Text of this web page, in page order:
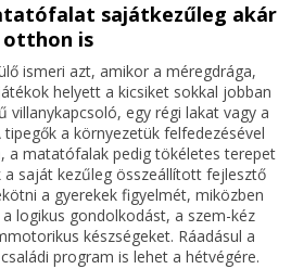
sajátkezűleg akár
otthon is
ismeri azt, amikor a méregdrága,
helyett a kicsiket sokkal jobban
villanykapcsoló, egy régi lakat vagy a
a környezetük felfedezésével
a matatófalak pedig tökéletes terepet
a saját kezűleg összeállított fejlesztő
a gyerekek figyelmét, miközben
logikus gondolkodást, a szem-kéz
készségeket. Ráadásul a
program is lehet a hétvégére.